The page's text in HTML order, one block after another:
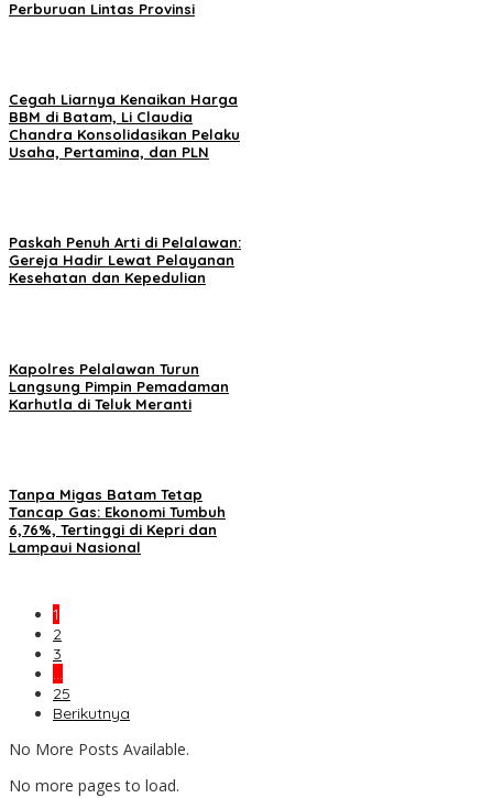
Perburuan Lintas Provinsi
Cegah Liarnya Kenaikan Harga
BBM di Batam, Li Claudia
Chandra Konsolidasikan Pelaku
Usaha, Pertamina, dan PLN
Paskah Penuh Arti di Pelalawan:
Gereja Hadir Lewat Pelayanan
Kesehatan dan Kepedulian
Kapolres Pelalawan Turun
Langsung Pimpin Pemadaman
Karhutla di Teluk Meranti
Tanpa Migas Batam Tetap
Tancap Gas: Ekonomi Tumbuh
6,76%, Tertinggi di Kepri dan
Lampaui Nasional
1
2
3
…
25
Berikutnya
No More Posts Available.
No more pages to load.